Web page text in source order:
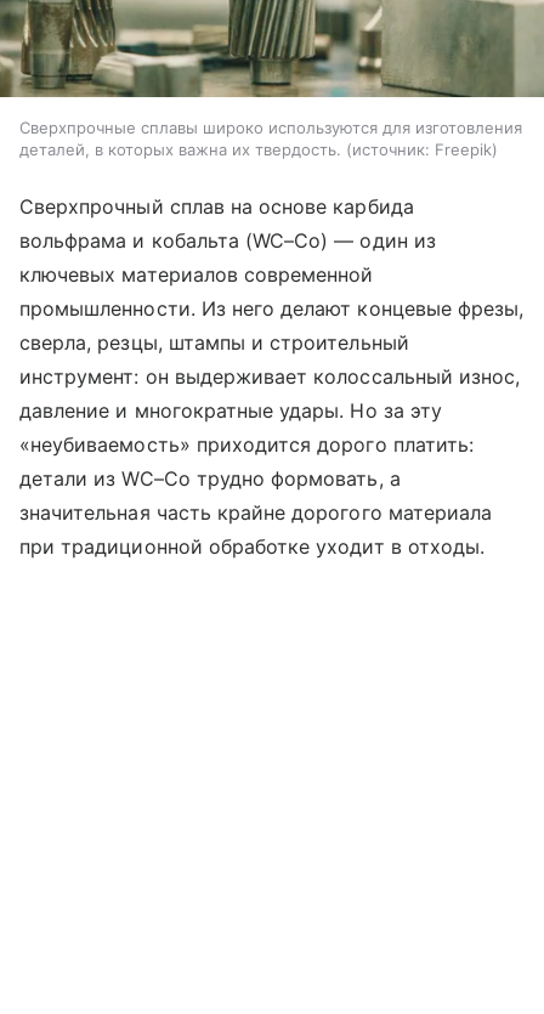
Сверхпрочные сплавы широко используются для изготовления
деталей, в которых важна их твердость.
источник: Freepik
Сверхпрочный сплав на основе карбида
вольфрама и кобальта (WC–Co) — один из
ключевых материалов современной
промышленности. Из него делают концевые фрезы,
сверла, резцы, штампы и строительный
инструмент: он выдерживает колоссальный износ,
давление и многократные удары. Но за эту
«неубиваемость» приходится дорого платить:
детали из WC–Co трудно формовать, а
значительная часть крайне дорогого материала
при традиционной обработке уходит в отходы.